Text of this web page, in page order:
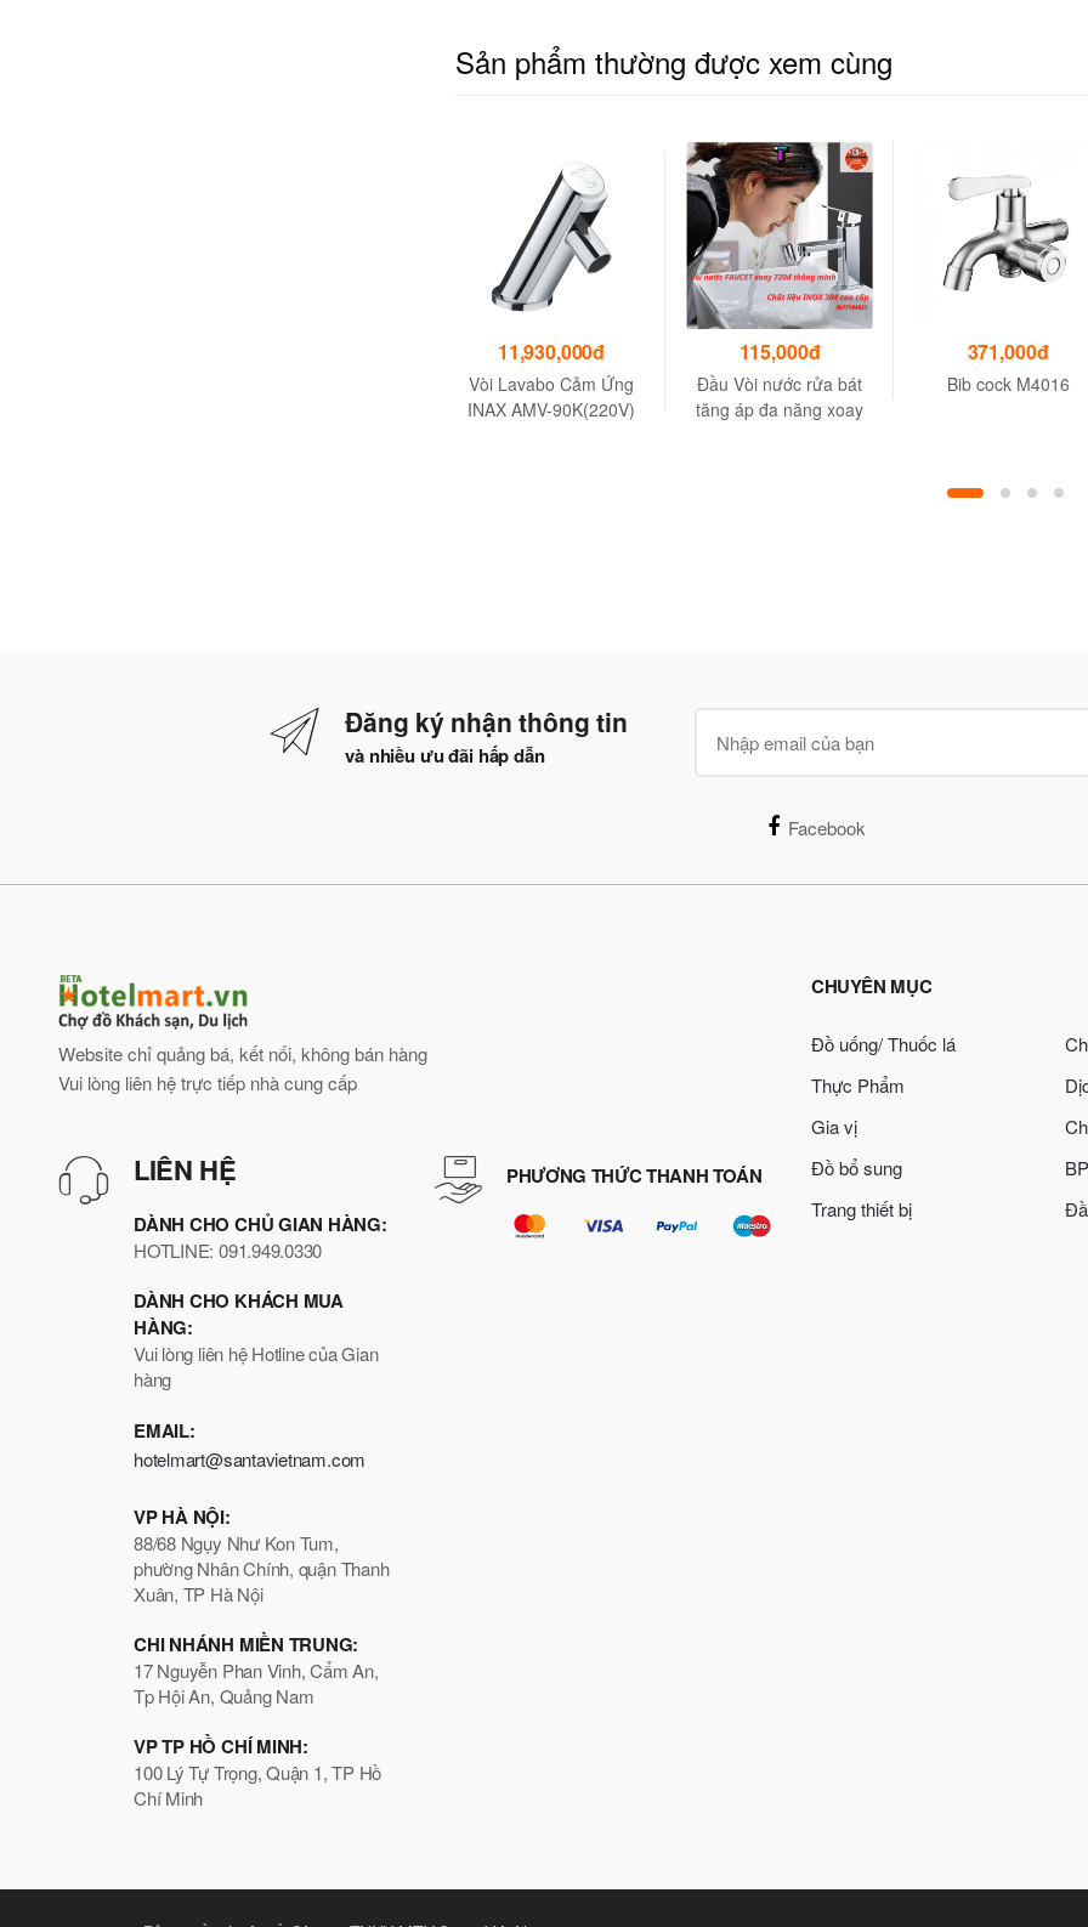
Sản phẩm thường được xem cùng
11,930,000đ
Vòi Lavabo Cảm Ứng
INAX AMV-90K(220V)
115,000đ
Đầu Vòi nước rửa bát
tăng áp đa năng xoay
371,000đ
Bib cock M4016
Đăng ký nhận thông tin
và nhiều ưu đãi hấp dẫn
Facebook
Website chỉ quảng bá, kết nối, không bán hàng
Vui lòng liên hệ trực tiếp nhà cung cấp
LIÊN HỆ
DÀNH CHO CHỦ GIAN HÀNG:
HOTLINE: 091.949.0330
DÀNH CHO KHÁCH MUA
HÀNG:
Vui lòng liên hệ Hotline của Gian
hàng
EMAIL:
hotelmart@santavietnam.com
VP HÀ NỘI:
88/68 Ngụy Như Kon Tum,
phường Nhân Chính, quận Thanh
Xuân, TP Hà Nội
CHI NHÁNH MIỀN TRUNG:
17 Nguyễn Phan Vinh, Cẩm An,
Tp Hội An, Quảng Nam
VP TP HỒ CHÍ MINH:
100 Lý Tự Trọng, Quận 1, TP Hồ
Chí Minh
PHƯƠNG THỨC THANH TOÁN
CHUYÊN MỤC
Đồ uống/ Thuốc lá
Thực Phẩm
Gia vị
Đồ bổ sung
Trang thiết bị